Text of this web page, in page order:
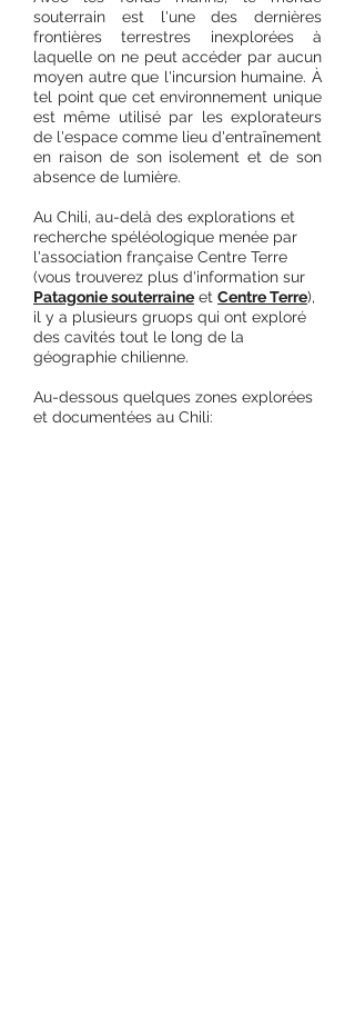
souterrain est l'une des dernières
frontières terrestres inexplorées à
laquelle on ne peut accéder par aucun
moyen autre que l'incursion humaine. À
tel point que cet environnement unique
est même utilisé par les explorateurs
de l'espace comme lieu d'entraînement
en raison de son isolement et de son
absence de lumière.
Au Chili, au-delà des explorations et
recherche spéléologique menée par
l'association française Centre Terre
(vous trouverez plus d'information sur
Patagonie souterraine et Centre Terre),
il y a plusieurs gruops qui ont exploré
des cavités tout le long de la
géographie chilienne.
Au-dessous quelques zones explorées
et documentées au Chili: